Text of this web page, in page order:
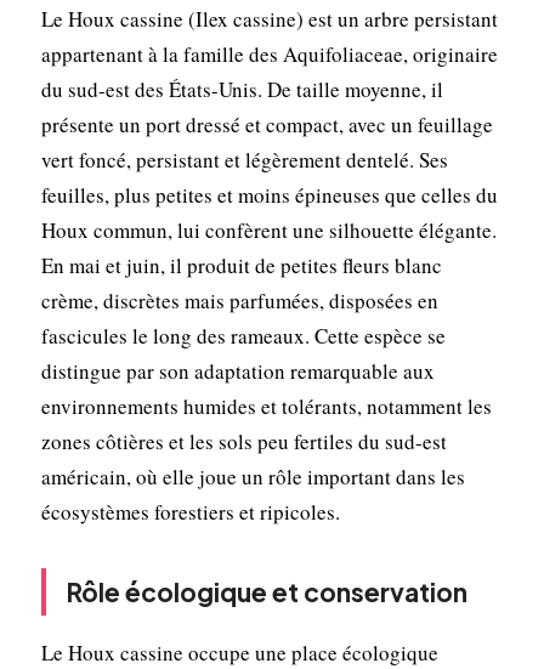
Le Houx cassine (Ilex cassine) est un arbre persistant
appartenant à la famille des Aquifoliaceae, originaire
du sud-est des États-Unis. De taille moyenne, il
présente un port dressé et compact, avec un feuillage
vert foncé, persistant et légèrement dentelé. Ses
feuilles, plus petites et moins épineuses que celles du
Houx commun, lui confèrent une silhouette élégante.
En mai et juin, il produit de petites fleurs blanc
crème, discrètes mais parfumées, disposées en
fascicules le long des rameaux. Cette espèce se
distingue par son adaptation remarquable aux
environnements humides et tolérants, notamment les
zones côtières et les sols peu fertiles du sud-est
américain, où elle joue un rôle important dans les
écosystèmes forestiers et ripicoles.
Rôle écologique et conservation
Le Houx cassine occupe une place écologique